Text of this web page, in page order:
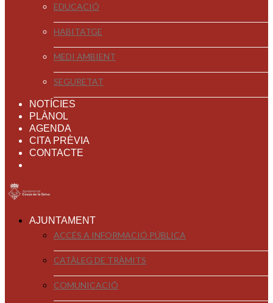
EDUCACIÓ
HABITATGE
MEDI AMBIENT
SEGURETAT
NOTÍCIES
PLÀNOL
AGENDA
CITA PRÈVIA
CONTACTE
AJUNTAMENT
ACCÉS A INFORMACIÓ PÚBLICA
CATÀLEG DE TRÀMITS
COMUNICACIÓ